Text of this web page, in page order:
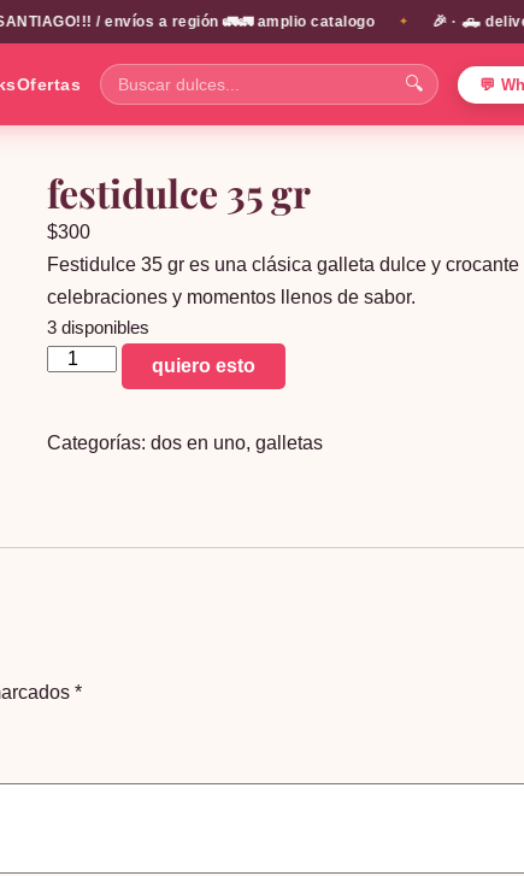
/ envíos a región 🚛🚛 amplio catalogo ✦ 🎉 · 🛻 delivery
Ofertas
Buscar
dulces...
🔍 💬
festidulce 35 gr
$300
Festidulce 35 gr es una clásica galleta dulce y
celebraciones y momentos llenos de sabor.
3 disponibles
festidulce
cantidad
quiero esto
Categorías: dos en uno, galletas
*